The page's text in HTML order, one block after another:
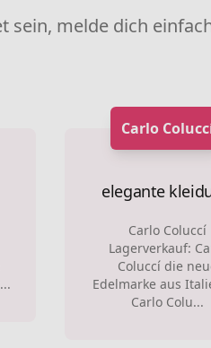
sein, melde dich
Carlo
elegante
Carlo Coluccí
Lagerverkauf:
Coluccí die
Edelmarke aus
Carlo Colu...